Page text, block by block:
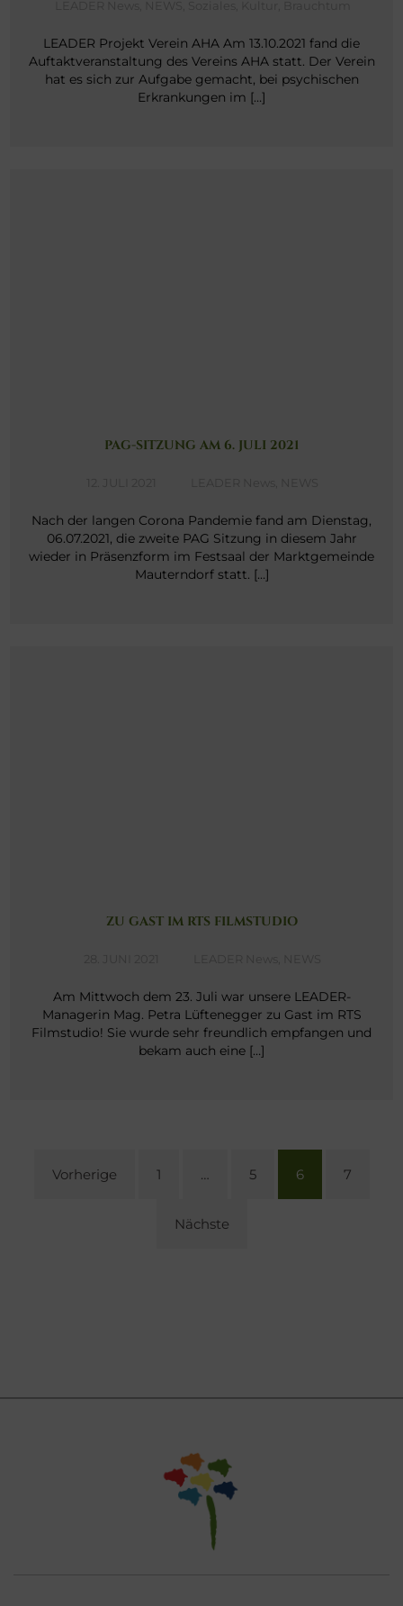
LEADER Projekt Verein AHA Am 13.10.2021 fand die
Auftaktveranstaltung des Vereins AHA statt. Der Verein
hat es sich zur Aufgabe gemacht, bei psychischen
Erkrankungen im […]
PAG-SITZUNG AM 6. JULI 2021
Nach der langen Corona Pandemie fand am Dienstag,
06.07.2021, die zweite PAG Sitzung in diesem Jahr
wieder in Präsenzform im Festsaal der Marktgemeinde
Mauterndorf statt. […]
ZU GAST IM RTS FILMSTUDIO
Am Mittwoch dem 23. Juli war unsere LEADER-
Managerin Mag. Petra Lüftenegger zu Gast im RTS
Filmstudio! Sie wurde sehr freundlich empfangen und
bekam auch eine […]
DERVorherige 1 … 5 6 7
Nächste